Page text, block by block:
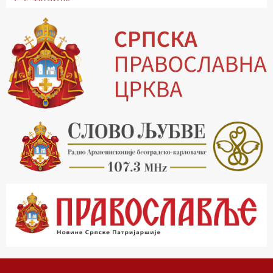
15.30 Млади у Цркви
16.03 Српски јерарси
16.30 Хроника Архиепископије
17.03 Фолклор магазин
17.30 Тврђаве Дунава
18.03 Кроз историју Београда
18.30 Врлинослов
19.40 Вечерње молитве
20.00 Вести из Цркве
20.15 Реч Архијереја